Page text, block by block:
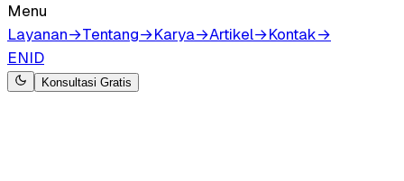
Menu
Layanan→Tentang→Karya→Artikel→Kontak→
ENID
Konsultasi Gratis